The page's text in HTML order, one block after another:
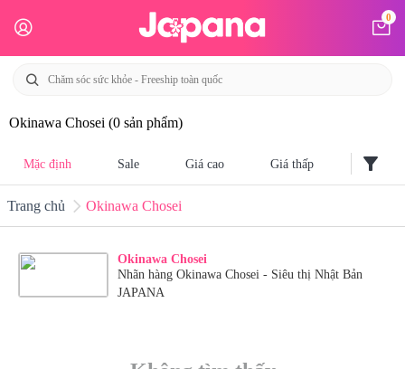
0
Okinawa Chosei (0 sản phẩm)
Mặc định Sale Giá cao Giá thấp filter_alt
Trang chủ Okinawa Chosei
Okinawa Chosei
Nhãn hàng Okinawa Chosei - Siêu thị Nhật Bản
JAPANA